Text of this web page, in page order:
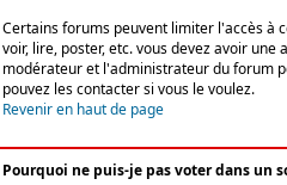
Certains forums peuvent limiter l'accès à
voir, lire, poster, etc. vous devez avoir une
modérateur et l'administrateur du forum
pouvez les contacter si vous le voulez.
Revenir en haut de page
Pourquoi ne puis-je pas voter dans un